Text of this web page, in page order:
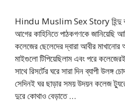
Hindu Muslim Sex Story হিন্দু
আগের কাহিনিতে পাঠকগণকে জানিয়েছি
কলেজের ছেলেদের দ্বারা আবীর
মাইগুলো টিপিয়েছিলাম এবং পরে
সাথে রিসর্টের ঘরে সারা দিন ব্যাপী উলঙ্গ
সেদিনই ঘর ছাড়ার সময় উদয়ন কলেজ
দুরে কোথাও বেড়াতে …